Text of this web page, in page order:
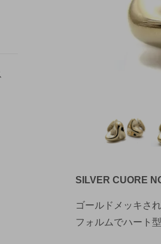
SILVER CUORE
ゴールドメッキさ
フォルムでハート